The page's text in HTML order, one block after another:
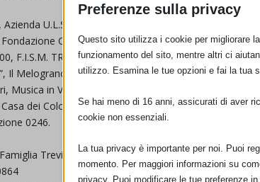
U.L.S.S. 2 Marca Trevigiana, ABiBrat APS,
Centro della Famiglia, Associazione COCO,
F.I.S.M. TREVISO – Federazione Italiana Scuole
Il Melograno – Centro Informazione Maternità e
Musica in Valigia Associazione culturale, NOI San
dei Colori, Telefono Azzurro, UCIPEM consultorio
0246.
Treviso.
Preferenze sulla privacy
Questo sito utilizza i cookie per migliorare
funzionamento del sito, mentre altri ci
utilizzo. Esamina le tue opzioni e fai la tua
Se hai meno di 16 anni, assicurati di aver
cookie non essenziali.
La tua privacy è importante per noi. Puoi
momento. Per maggiori informazioni su
privacy. Puoi modificare le tue preferenze